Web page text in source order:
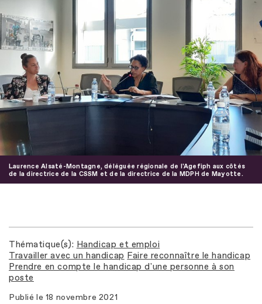
Laurence Alsaté-Montagne, déléguée régionale de l'Agefiph aux côtés
de la directrice de la CSSM et de la directrice de la MDPH de Mayotte.
Thématique(s) Handicap et emploi
Travailler avec un handicap Faire reconnaître le handicap
Prendre en compte le handicap d'une personne à son
poste
Publié le 18 novembre 2021